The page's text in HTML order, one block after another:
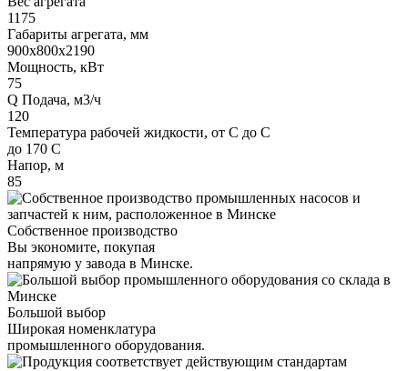
1175
Габариты агрегата, мм
900х800х2190
Мощность, кВт
75
Q Подача, м3/ч
120
Температура рабочей жидкости, от С до С
до 170 С
Напор, м
85
Собственное производство
Вы экономите, покупая
напрямую у завода в Минске.
Большой выбор
Широкая номенклатура
промышленного оборудования.